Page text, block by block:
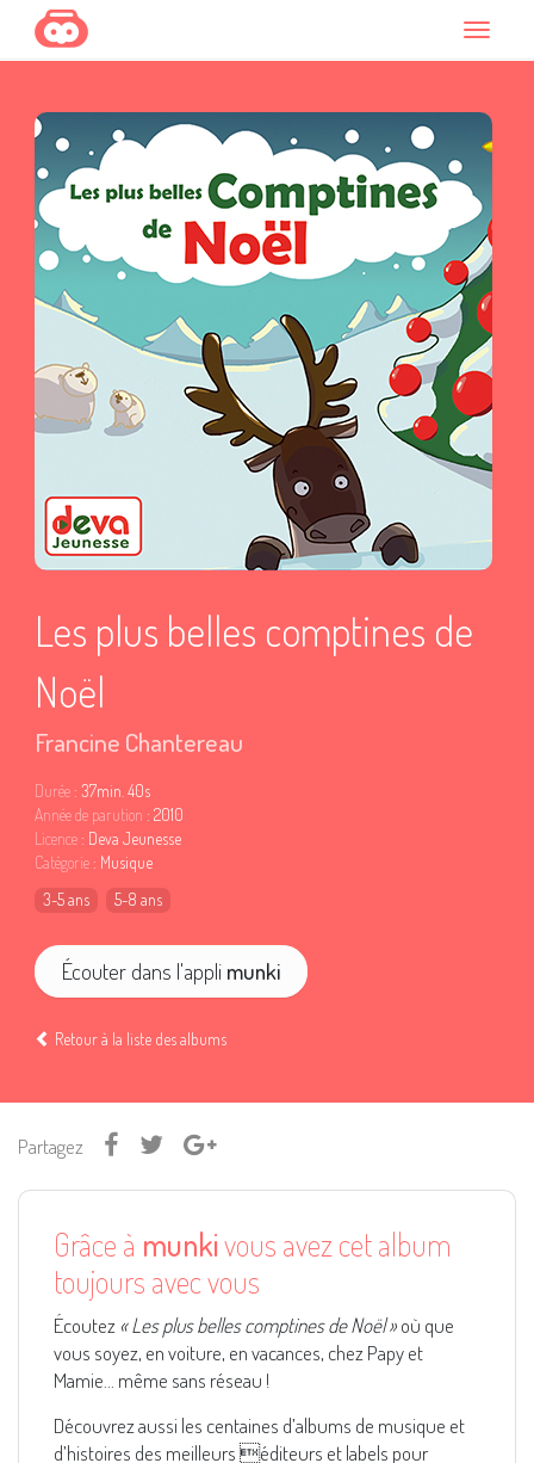
Les plus belles comptines de
Noël
Francine Chantereau
Durée : 37min. 40s
Année de parution : 2010
Licence : Deva Jeunesse
Catégorie : Musique
3-5 ans
5-8 ans
Écouter dans l'appli munki
Retour à la liste des albums
Partagez
Grâce à munkivous avez cet album
toujours avec vous
Écoutez « Les plus belles comptines de Noël »où que
vous soyez, en voiture, en vacances, chez Papy et
Mamie... même sans réseau !
Découvrez aussi les centaines d’albums de musique et
d’histoires des meilleurs éditeurs et labels pour